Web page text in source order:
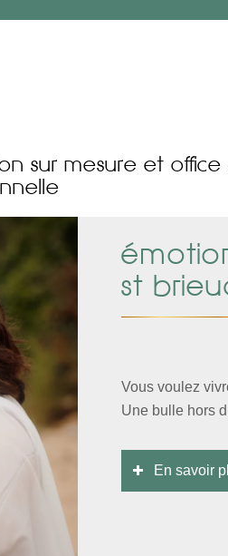
sur mesure et
st
Vous voulez
Une bulle hors
En savoir